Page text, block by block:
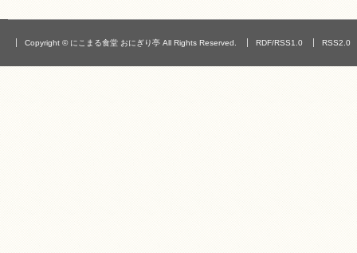
Copyright © にこまる食堂 おにぎり亭 All Rights Reserved. RDF/RSS1.0 RSS2.0